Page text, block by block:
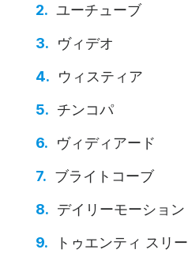
ユーチューブ
ヴィデオ
ウィスティア
チンコパ
ヴィディアード
ブライトコーブ
デイリーモーション
トゥエンティ スリー